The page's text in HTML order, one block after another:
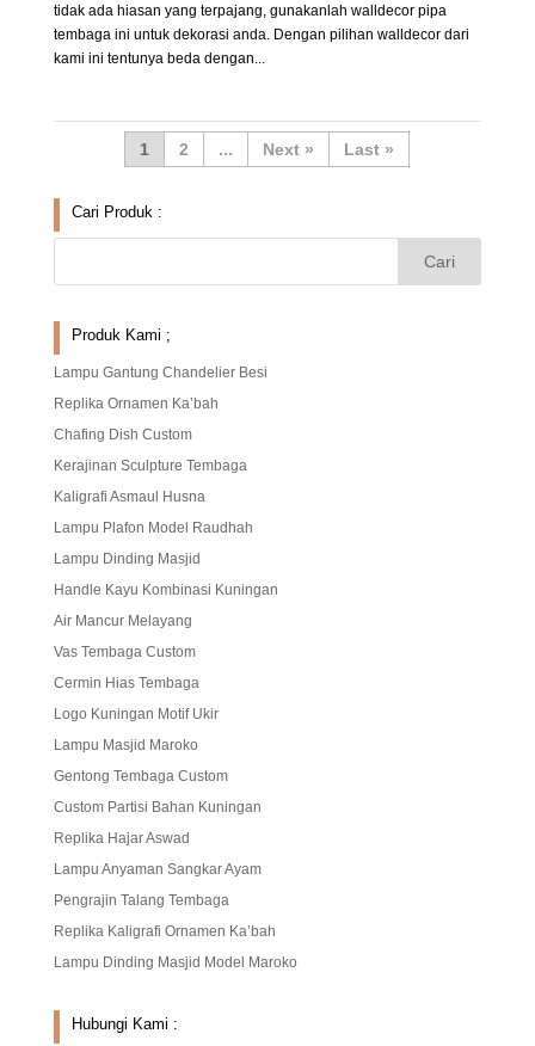
tidak ada hiasan yang terpajang, gunakanlah walldecor pipa
tembaga ini untuk dekorasi anda. Dengan pilihan walldecor dari
kami ini tentunya beda dengan...
1 2 ... » Last »
Cari Produk :
Produk Kami ;
Lampu Gantung Chandelier Besi
Replika Ornamen Ka’bah
Chafing Dish Custom
Kerajinan Sculpture Tembaga
Kaligrafi Asmaul Husna
Lampu Plafon Model Raudhah
Lampu Dinding Masjid
Handle Kayu Kombinasi Kuningan
Air Mancur Melayang
Vas Tembaga Custom
Cermin Hias Tembaga
Logo Kuningan Motif Ukir
Lampu Masjid Maroko
Gentong Tembaga Custom
Custom Partisi Bahan Kuningan
Replika Hajar Aswad
Lampu Anyaman Sangkar Ayam
Pengrajin Talang Tembaga
Replika Kaligrafi Ornamen Ka’bah
Lampu Dinding Masjid Model Maroko
Hubungi Kami :